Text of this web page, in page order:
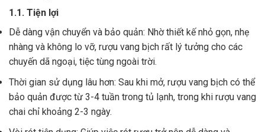
1.1. Tiện lợi
Dễ dàng vận chuyển và bảo quản: Nhờ thiết kế nhỏ gọn, nhẹ
nhàng và không lo vỡ, rượu vang bịch rất lý tưởng cho các
chuyến dã ngoại, tiệc tùng ngoài trời.
Thời gian sử dụng lâu hơn: Sau khi mở, rượu vang bịch có thể
bảo quản được từ 3-4 tuần trong tủ lạnh, trong khi rượu vang
chai chỉ khoảng 2-3 ngày.